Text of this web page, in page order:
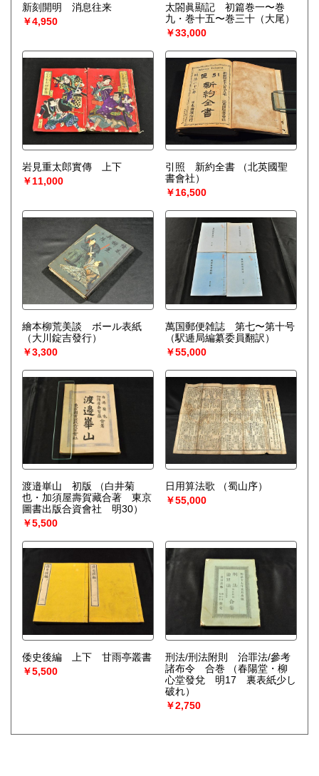
新刻開明 消息往来
￥4,950
太閤眞顯記 初篇巻一〜巻
九・巻十五〜巻三十（大尾）
￥33,000
岩見重太郎實傳 上下
￥11,000
引照 新約全書
（北英國聖
書會社）
￥16,500
繪本柳荒美談 ボール表紙
（大川錠吉發行）
￥3,300
萬国郵便雑誌 第七〜第十号
（駅逓局編纂委員翻訳）
￥55,000
渡邉崋山 初版
（白井菊
也・加須屋壽賀藏合著 東京
圖書出版合資會社 明30）
￥5,500
日用算法歌
（蜀山序）
￥55,000
倭史後編 上下 甘雨亭叢書
￥5,500
刑法/刑法附則 治罪法/參考
諸布令 合巻
（春陽堂・柳
心堂發兌 明17 裏表紙少し
破れ）
￥2,750